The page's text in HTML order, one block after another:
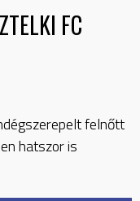
FC
felnőtt
hatszor is